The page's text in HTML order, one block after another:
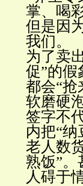
掌、喝
但是因
我们。
为了卖
促”的
都会“抢
软磨硬
签字不
内把“
老人数
熟饭”
人碍于